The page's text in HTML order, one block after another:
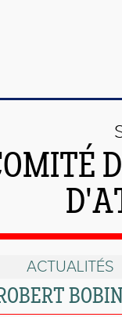
ACTUALITÉS